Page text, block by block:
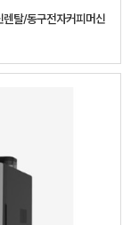
탈/동구전자커피머신